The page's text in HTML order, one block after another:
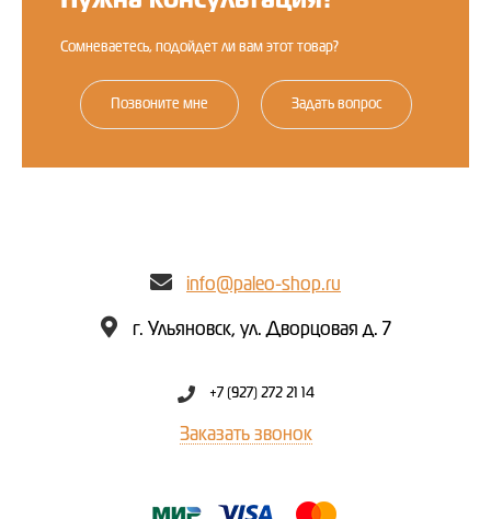
Сомневаетесь, подойдет ли вам этот товар?
Позвоните мне Задать вопрос
info@paleo-shop.ru
г. Ульяновск, ул. Дворцовая д. 7
+7 (927) 272 21 14
Заказать звонок